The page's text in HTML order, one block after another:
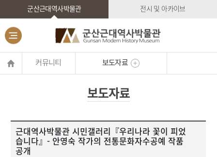
군산근대역사박물관 전시 및 아카이브
커뮤니티 보도자료
보도자료
근대역사박물관 시민갤러리『우리나라 꽃이 피었
습니다』- 안영숙 작가의 전통문화자수공예 작품
공개